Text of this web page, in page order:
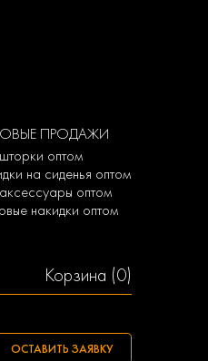
ПРОДАЖИ
оптом
на сиденья оптом
оптом
накидки оптом
Корзина (0)
ОСТАВИТЬ ЗАЯВКУ